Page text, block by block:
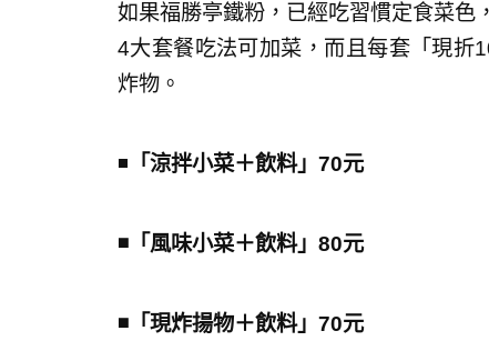
如果福勝亭鐵粉，已經吃習慣定食菜色
4大套餐吃法可加菜，而且每套「現折
炸物。
◾️ 「涼拌小菜＋飲料」70元
◾️「風味小菜＋飲料」80元
◾️「現炸揚物＋飲料」70元